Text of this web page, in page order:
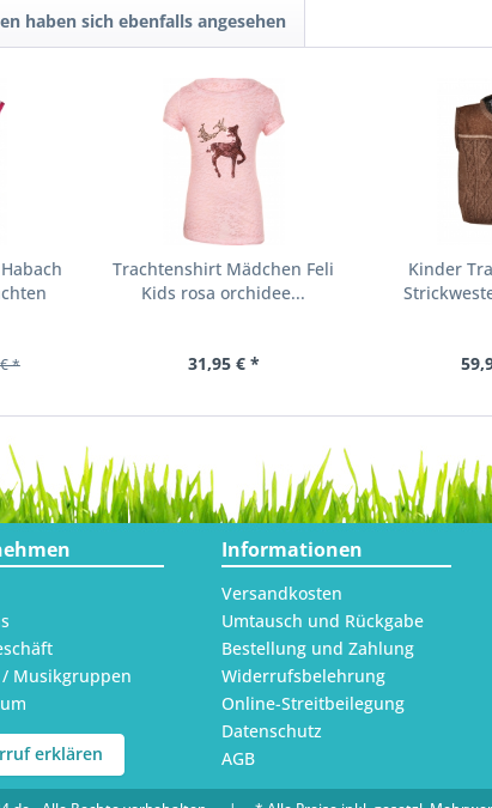
haben sich ebenfalls angesehen
*
Trachtenshirt Mädchen Feli
Kids rosa orchidee...
31,95 € *
Kinder
Musikgruppen
erklären
Informationen
Versandkosten
Umtausch und Rückgabe
Bestellung und Zahlung
Widerrufsbelehrung
Online-Streitbeilegung
Datenschutz
AGB